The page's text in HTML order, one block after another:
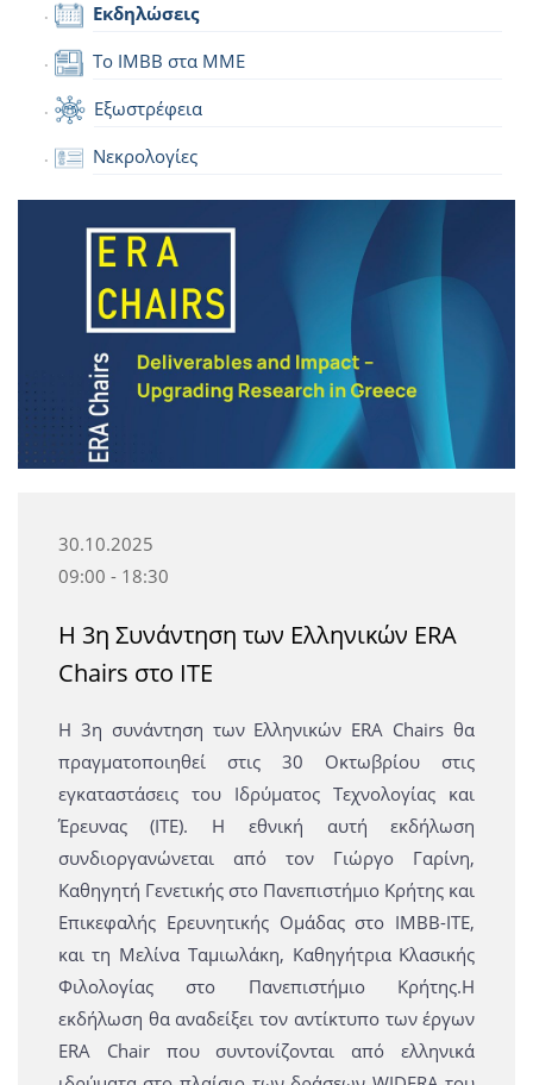
Εκδηλώσεις
Το IMBB στα ΜΜΕ
Εξωστρέφεια
Νεκρολογίες
30.10.2025
09:00 - 18:30
Η 3η Συνάντηση των Ελληνικών ERA
Chairs στο ΙΤΕ
Η 3η συνάντηση των Ελληνικών ERA Chairs θα
πραγματοποιηθεί στις 30 Οκτωβρίου στις
εγκαταστάσεις του Ιδρύματος Τεχνολογίας και
Έρευνας (ΙΤΕ). Η εθνική αυτή εκδήλωση
συνδιοργανώνεται από τον Γιώργο Γαρίνη,
Καθηγητή Γενετικής στο Πανεπιστήμιο Κρήτης και
Επικεφαλής Ερευνητικής Ομάδας στο ΙΜΒΒ-ΙΤΕ,
και τη Μελίνα Ταμιωλάκη, Καθηγήτρια Κλασικής
Φιλολογίας στο Πανεπιστήμιο Κρήτης.Η
εκδήλωση θα αναδείξει τον αντίκτυπο των έργων
ERA Chair που συντονίζονται από ελληνικά